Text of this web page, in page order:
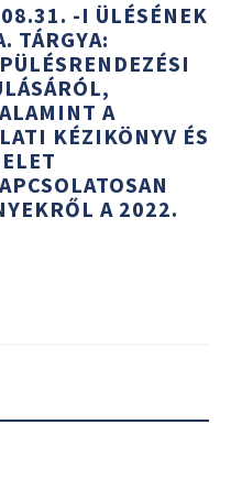
-I ÜLÉSÉNEK
TÁRGYA:
A
KÉZIKÖNYV ÉS
A 2022.